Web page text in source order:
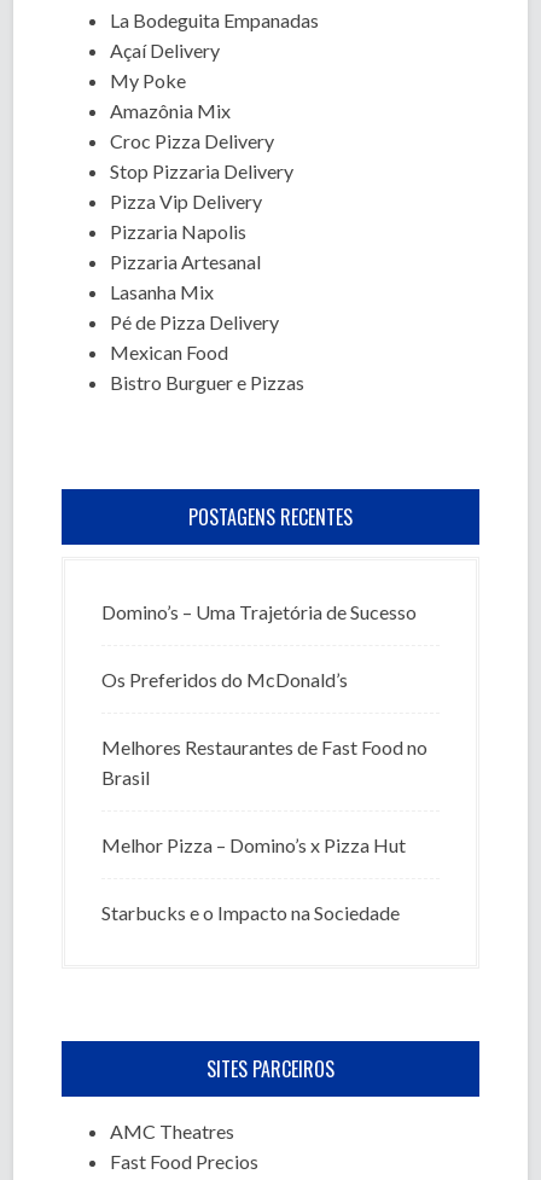
La Bodeguita Empanadas
Açaí Delivery
My Poke
Amazônia Mix
Croc Pizza Delivery
Stop Pizzaria Delivery
Pizza Vip Delivery
Pizzaria Napolis
Pizzaria Artesanal
Lasanha Mix
Pé de Pizza Delivery
Mexican Food
Bistro Burguer e Pizzas
POSTAGENS RECENTES
Domino’s – Uma Trajetória de Sucesso
Os Preferidos do McDonald’s
Melhores Restaurantes de Fast Food no
Brasil
Melhor Pizza – Domino’s x Pizza Hut
Starbucks e o Impacto na Sociedade
SITES PARCEIROS
AMC Theatres
Fast Food Precios